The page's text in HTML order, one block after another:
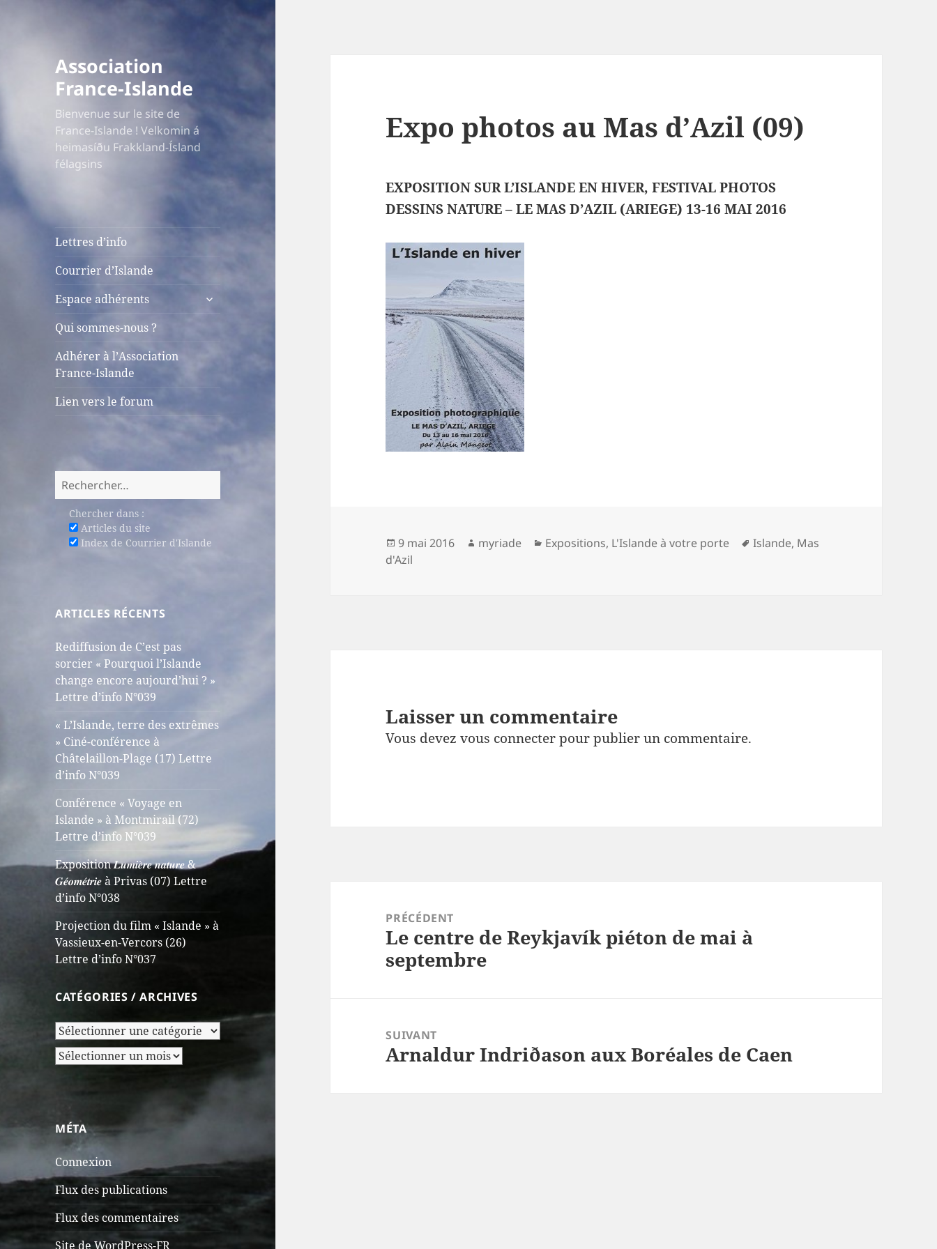
Association
France-Islande
Bienvenue sur le site de
France-Islande ! Velkomin á
heimasíðu Frakkland-Ísland
félagsins
Lettres d’info
Courrier d’Islande
Espace adhérents
ouvrir
menu
Qui sommes-nous ?
Adhérer à l’Association
France-Islande
Lien vers le forum
Rechercher :
Chercher dans :
Articles du site
Index de Courrier d'Islande
ARTICLES RÉCENTS
Rediffusion de C’est pas
sorcier « Pourquoi l’Islande
change encore aujourd’hui ? »
Lettre d’info N°039
« L’Islande, terre des extrêmes
» Ciné-conférence à
Châtelaillon-Plage (17) Lettre
d’info N°039
Conférence « Voyage en
Islande » à Montmirail (72)
Lettre d’info N°039
Exposition 𝑳𝒖𝒎𝒊𝒆̀𝒓𝒆 𝒏𝒂𝒕𝒖𝒓𝒆 &
𝑮𝒆́𝒐𝒎𝒆́𝒕𝒓𝒊𝒆 à Privas (07) Lettre
d’info N°038
Projection du film « Islande » à
Vassieux-en-Vercors (26)
Lettre d’info N°037
CATÉGORIES / ARCHIVES
Catégories
/
Archives
Archives
MÉTA
Connexion
Flux des publications
Flux des commentaires
Site de WordPress-FR
Expo photos au Mas d’Azil (09)
EXPOSITION SUR L’ISLANDE EN HIVER, FESTIVAL PHOTOS
DESSINS NATURE – LE MAS D’AZIL (ARIEGE) 13-16 MAI 2016
Publié
le
9 mai 2016 Auteur
myriade Catégories
Expositions, L'Islande à votre porte
Mots-
Islande, Mas
d'Azil
Laisser un commentaire
Vous devezvous connecterpour publier un commentaire.
PRÉCÉDENT
Article
précédent :
Le centre de Reykjavík piéton de mai à
septembre
SUIVANT
Article
Arnaldur Indriðason aux Boréales de Caen